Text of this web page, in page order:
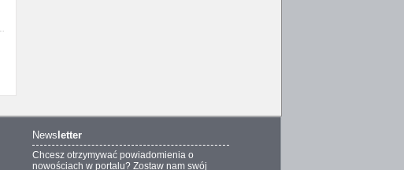
News letter
Chcesz otrzymywać powiadomienia o
nowościach w portalu? Zostaw nam swój